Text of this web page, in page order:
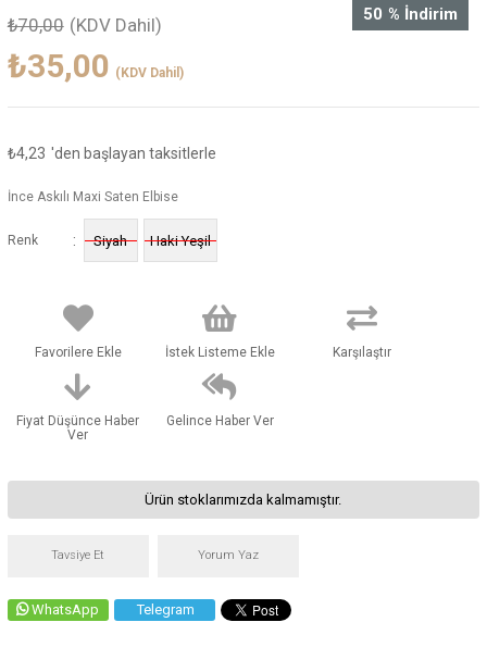
%
50 İndirim
₺70,00 (KDV Dahil)
₺35,00 (KDV Dahil)
₺4,23 'den başlayan taksitlerle
İnce Askılı Maxi Saten Elbise
Renk : Siyah Haki Yeşil
Favorilere Ekle İstek Listeme Ekle Karşılaştır
Fiyat Düşünce Haber
Ver
Gelince Haber Ver
Ürün stoklarımızda kalmamıştır.
Tavsiye Et Yorum Yaz
WhatsApp Telegram